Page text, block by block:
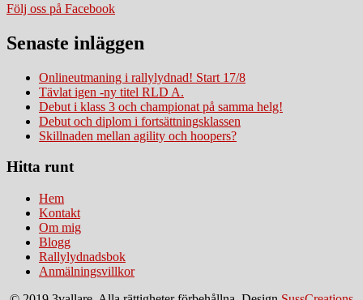
Följ oss på Facebook
Senaste inläggen
Onlineutmaning i rallylydnad! Start 17/8
Tävlat igen -ny titel RLD A.
Debut i klass 3 och championat på samma helg!
Debut och diplom i fortsättningsklassen
Skillnaden mellan agility och hoopers?
Hitta runt
Hem
Kontakt
Om mig
Blogg
Rallylydnadsbok
Anmälningsvillkor